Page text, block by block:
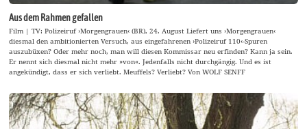
Aus dem Rahmen gefallen
Film | TV: Polizeiruf ›Morgengrauen‹ (BR), 24. August Liefert uns ›Morgengrauen‹
diesmal den ambitionierten Versuch, aus eingefahrenen ›Polizeiruf 110‹-Spuren
auszubüxen? Oder mehr noch, man will diesen Kommissar neu erfinden? Kann ja sein.
Er nennt sich diesmal nicht mehr »von«. Jedenfalls nicht durchgängig. Und es ist
angekündigt, dass er sich verliebt. Meuffels? Verliebt? Von WOLF SENFF